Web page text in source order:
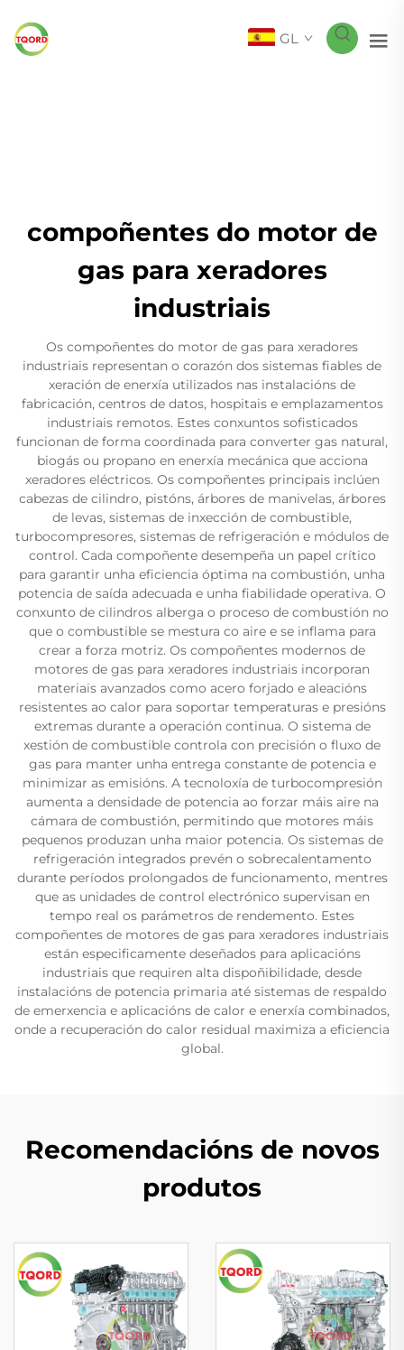
GL
compoñentes do motor de
gas para xeradores
industriais
Os compoñentes do motor de gas para xeradores
industriais representan o corazón dos sistemas fiables de
xeración de enerxía utilizados nas instalacións de
fabricación, centros de datos, hospitais e emplazamentos
industriais remotos. Estes conxuntos sofisticados
funcionan de forma coordinada para converter gas natural,
biogás ou propano en enerxía mecánica que acciona
xeradores eléctricos. Os compoñentes principais inclúen
cabezas de cilindro, pistóns, árbores de manivelas, árbores
de levas, sistemas de inxección de combustible,
turbocompresores, sistemas de refrigeración e módulos de
control. Cada compoñente desempeña un papel crítico
para garantir unha eficiencia óptima na combustión, unha
potencia de saída adecuada e unha fiabilidade operativa. O
conxunto de cilindros alberga o proceso de combustión no
que o combustible se mestura co aire e se inflama para
crear a forza motriz. Os compoñentes modernos de
motores de gas para xeradores industriais incorporan
materiais avanzados como acero forjado e aleacións
resistentes ao calor para soportar temperaturas e presións
extremas durante a operación continua. O sistema de
xestión de combustible controla con precisión o fluxo de
gas para manter unha entrega constante de potencia e
minimizar as emisións. A tecnoloxía de turbocompresión
aumenta a densidade de potencia ao forzar máis aire na
cámara de combustión, permitindo que motores máis
pequenos produzan unha maior potencia. Os sistemas de
refrigeración integrados prevén o sobrecalentamento
durante períodos prolongados de funcionamento, mentres
que as unidades de control electrónico supervisan en
tempo real os parámetros de rendemento. Estes
compoñentes de motores de gas para xeradores industriais
están especificamente deseñados para aplicacións
industriais que requiren alta dispoñibilidade, desde
instalacións de potencia primaria até sistemas de respaldo
de emerxencia e aplicacións de calor e enerxía combinados,
onde a recuperación do calor residual maximiza a eficiencia
global.
Recomendacións de novos
produtos